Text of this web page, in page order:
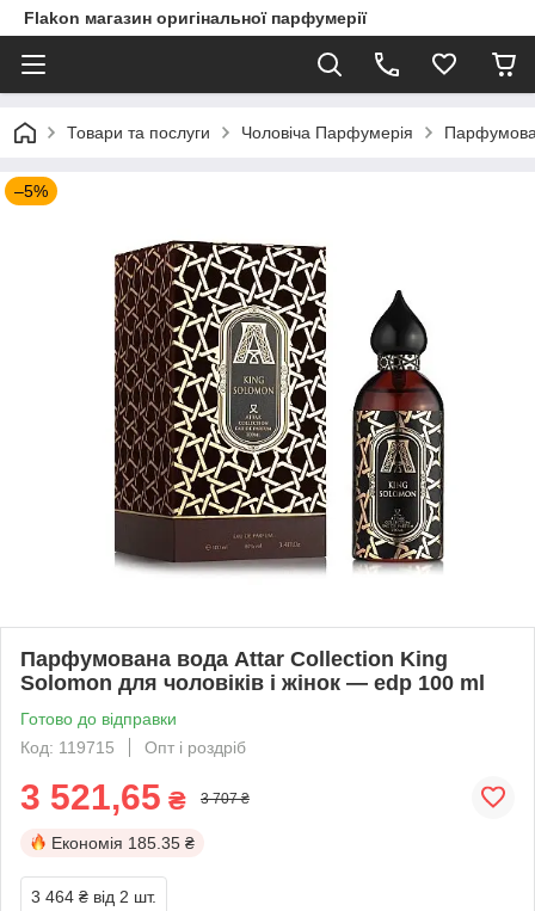
Flakon магазин оригінальної парфумерії
Товари та послуги Чоловіча Парфумерія
–5%
Парфумована вода Attar Collection King
Solomon для чоловіків і жінок — edp 100 ml
Готово до відправки
Код: 119715
Опт і роздріб
3 521,65 ₴ 3 707 ₴
Економія 185.35 ₴
3 464 ₴ від 2 шт.